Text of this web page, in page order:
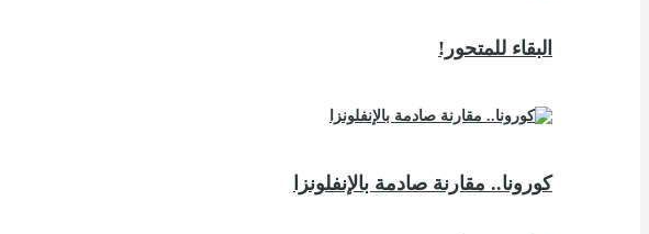
البقاء للمتحور!
كورونا.. مقارنة صادمة بالإنفلونزا